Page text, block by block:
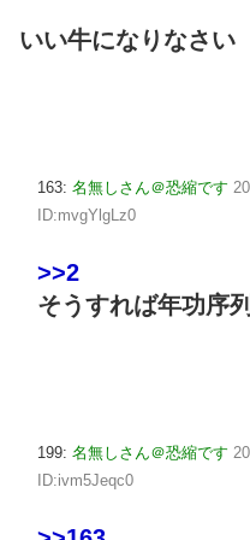
いい牛になりなさい
163: 名無しさん＠恐縮です
ID:mvgYlgLz0
>>2
そうすれば年功序
199: 名無しさん＠恐縮です
ID:ivm5Jeqc0